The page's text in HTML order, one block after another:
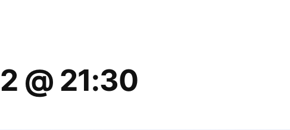
@ 21:30